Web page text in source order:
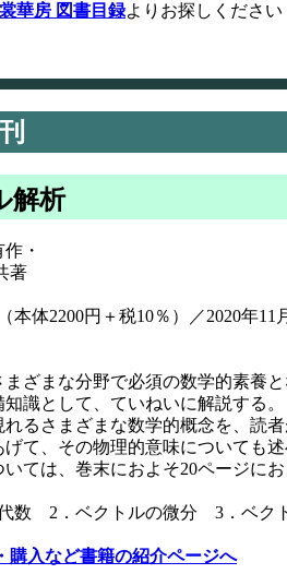
裳華房 図書目録よりお探しください
解析
・
著
本体2200円＋税10％）／2020年11
ざまな分野で必須の数学的素養
識として、ていねいに解説する。
るさまざまな数学的概念を、読
て、その物理的意味についても述
ては、巻末におよそ20ページにお
数 2．ベクトルの微分 3．ベ
購入など書籍の紹介ページへ